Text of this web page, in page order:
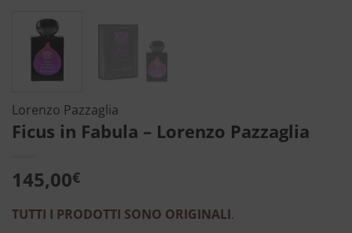
Lorenzo Pazzaglia
Ficus in Fabula – Lorenzo Pazzaglia
145,00€
TUTTI I PRODOTTI SONO ORIGINALI.